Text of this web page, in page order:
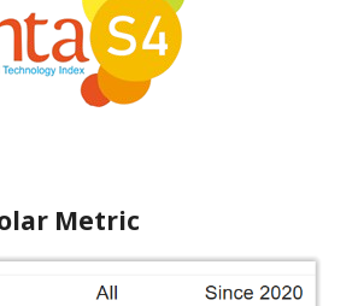
Metric